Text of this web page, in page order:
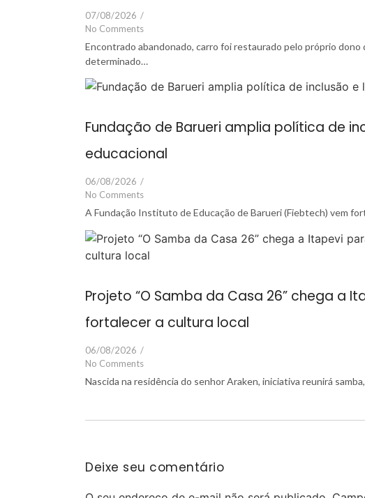
07/08/2026 /
No Comments
Encontrado abandonado, carro foi restaurado pelo próprio
determinado…
Fundação de Barueri amplia política de
educacional
06/08/2026 /
No Comments
A Fundação Instituto de Educação de Barueri (Fiebtech) vem
Projeto “O Samba da Casa 26” chega a
fortalecer a cultura local
06/08/2026 /
No Comments
Nascida na residência do senhor Araken, iniciativa reunirá
Deixe seu comentário